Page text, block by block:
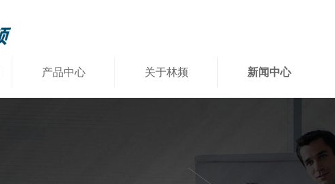
产品中心 关于林频 新闻中心